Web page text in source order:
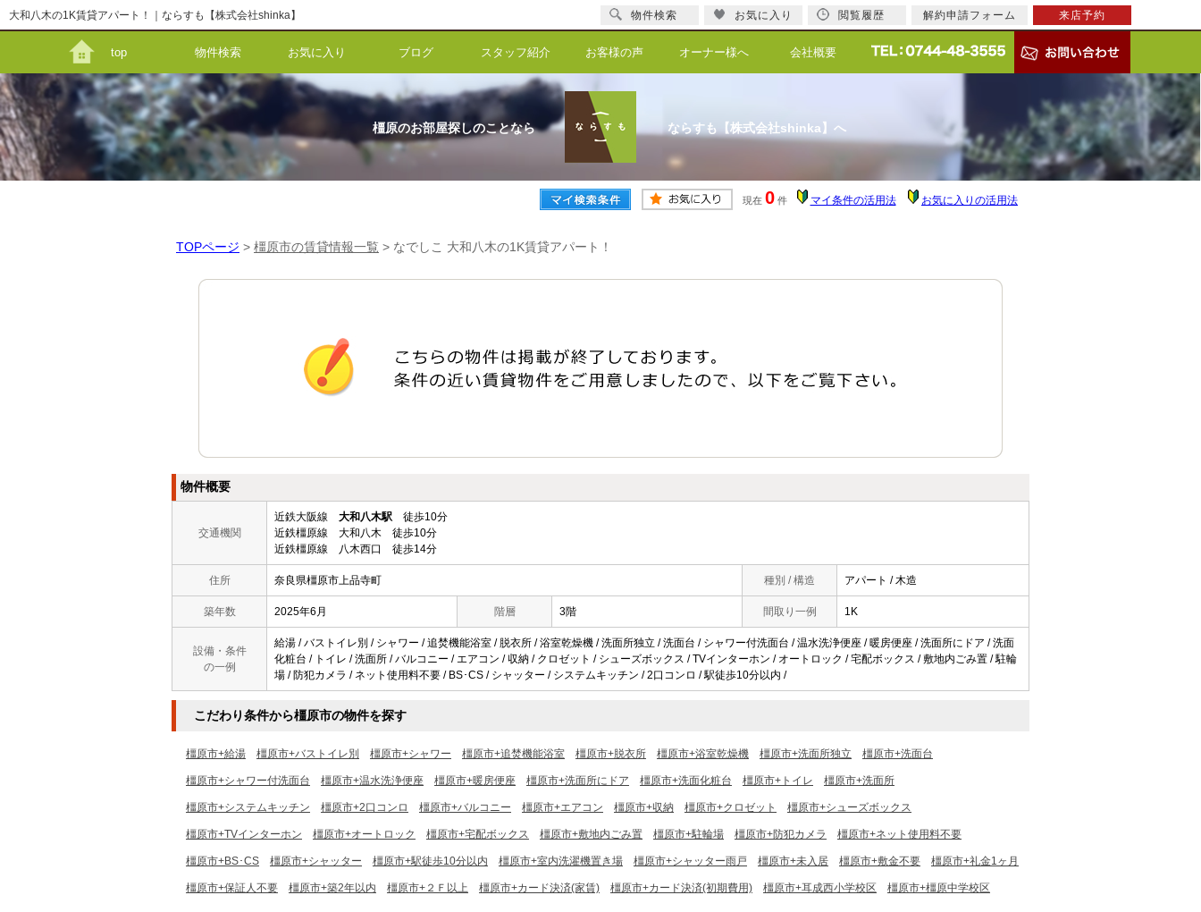
大和八木の1K賃貸アパート！｜ならすも【株式会社shinka】
top 物件検索 お気に入り ブログ スタッフ紹介 お客様の声 オーナー様へ 会社概要
橿原のお部屋探しのことなら ならすも【株式会社shinka】へ
現在 0 件 マイ条件の活用法 お気に入りの活用法
TOPページ > 橿原市の賃貸情報一覧 > なでしこ 大和八木の1K賃貸アパート！
物件概要
交通機関
近鉄大阪線 大和八木駅 徒歩10分
近鉄橿原線 大和八木 徒歩10分
近鉄橿原線 八木西口 徒歩14分
住所 奈良県橿原市上品寺町 種別 / 構造 アパート / 木造
築年数 2025年6月 階層 3階 間取り一例 1K
設備・条件
の一例
給湯 / バストイレ別 / シャワー / 追焚機能浴室 / 脱衣所 / 浴室乾燥機 / 洗面所独立 / 洗面台 / シャワー付洗面台 / 温水洗浄便座 / 暖房便座 / 洗面所にドア / 洗面
化粧台 / トイレ / 洗面所 / バルコニー / エアコン / 収納 / クロゼット / シューズボックス / TVインターホン / オートロック / 宅配ボックス / 敷地内ごみ置 / 駐輪
場 / 防犯カメラ / ネット使用料不要 / BS･CS / シャッター / システムキッチン / 2口コンロ / 駅徒歩10分以内 /
こだわり条件から橿原市の物件を探す
橿原市+給湯 橿原市+バストイレ別 橿原市+シャワー 橿原市+追焚機能浴室 橿原市+脱衣所 橿原市+浴室乾燥機 橿原市+洗面所独立 橿原市+洗面台
橿原市+シャワー付洗面台 橿原市+温水洗浄便座 橿原市+暖房便座 橿原市+洗面所にドア 橿原市+洗面化粧台 橿原市+トイレ 橿原市+洗面所
橿原市+システムキッチン 橿原市+2口コンロ 橿原市+バルコニー 橿原市+エアコン 橿原市+収納 橿原市+クロゼット 橿原市+シューズボックス
橿原市+TVインターホン 橿原市+オートロック 橿原市+宅配ボックス 橿原市+敷地内ごみ置 橿原市+駐輪場 橿原市+防犯カメラ 橿原市+ネット使用料不要
橿原市+BS･CS 橿原市+シャッター 橿原市+駅徒歩10分以内 橿原市+室内洗濯機置き場 橿原市+シャッター雨戸 橿原市+未入居 橿原市+敷金不要 橿原市+礼金1ヶ月
橿原市+保証人不要 橿原市+築2年以内 橿原市+２Ｆ以上 橿原市+カード決済(家賃) 橿原市+カード決済(初期費用) 橿原市+耳成西小学校区 橿原市+橿原中学校区
物件検索 お気に入り 閲覧履歴 解約申請フォーム 来店予約